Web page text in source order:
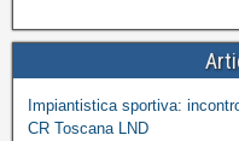
Impiantistica sportiva:
CR Toscana LND